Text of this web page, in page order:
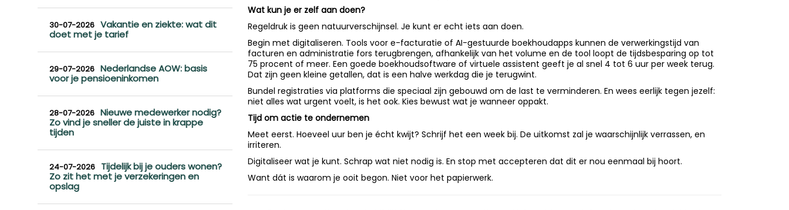
30-07-2026 Vakantie en ziekte: wat dit
doet met je tarief
29-07-2026 Nederlandse AOW: basis
voor je pensioeninkomen
28-07-2026 Nieuwe medewerker nodig?
Zo vind je sneller de juiste in krappe
tijden
24-07-2026
Tijdelijk bij je ouders wonen?
Zo zit het met je verzekeringen en
opslag
Wat kun je er zelf aan doen?
Regeldruk is geen natuurverschijnsel. Je kunt er echt iets aan doen.
Begin met digitaliseren. Tools voor e-facturatie of AI-gestuurde boekhoudapps kunnen de verwerkingstijd van
facturen en administratie fors terugbrengen, afhankelijk van het volume en de tool loopt de tijdsbesparing op tot
75 procent of meer. Een goede boekhoudsoftware of virtuele assistent geeft je al snel 4 tot 6 uur per week terug.
Dat zijn geen kleine getallen, dat is een halve werkdag die je terugwint.
Bundel registraties via platforms die speciaal zijn gebouwd om de last te verminderen. En wees eerlijk tegen jezelf:
niet alles wat urgent voelt, is het ook. Kies bewust wat je wanneer oppakt.
Tijd om actie te ondernemen
Meet eerst. Hoeveel uur ben je écht kwijt? Schrijf het een week bij. De uitkomst zal je waarschijnlijk verrassen, en
irriteren.
Digitaliseer wat je kunt. Schrap wat niet nodig is. En stop met accepteren dat dit er nou eenmaal bij hoort.
Want dát is waarom je ooit begon. Niet voor het papierwerk.